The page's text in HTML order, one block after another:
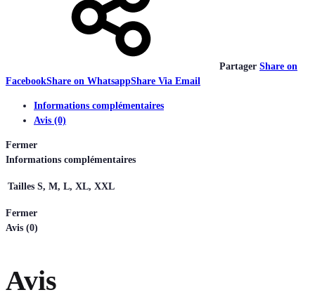
Partager Share on
FacebookShare on WhatsappShare Via Email
Informations complémentaires
Avis (0)
Fermer
Informations complémentaires
Tailles S, M, L, XL, XXL
Fermer
Avis (0)
Avis